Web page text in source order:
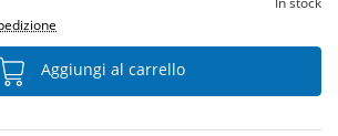
Aggiungi al carrello